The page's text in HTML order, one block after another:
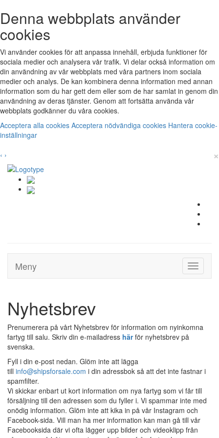
Denna webbplats använder
cookies
Vi använder cookies för att anpassa innehåll, erbjuda funktioner för
sociala medier och analysera vår trafik. Vi delar också information om
din användning av vår webbplats med våra partners inom sociala
medier och analys. De kan kombinera denna information med annan
information som du har gett dem eller som de har samlat in genom din
användning av deras tjänster. Genom att fortsätta använda vår
webbplats godkänner du våra cookies.
Acceptera alla cookies Acceptera nödvändiga cookies Hantera cookie-
inställningar
‹ › ×
Toggle
Meny
Nyhetsbrev
Prenumerera på vårt Nyhetsbrev för information om nyinkomna
fartyg till salu. Skriv din e-mailadress härför nyhetsbrev på
svenska.
Fyll i din e-post nedan. Glöm inte att lägga
till info@shipsforsale.com i din adressbok så att det inte fastnar i
spamfilter.
Vi skickar enbart ut kort information om nya fartyg som vi får till
försäljning till den adressen som du fyller i. Vi spammar inte med
onödig information. Glöm inte att kika in på vår Instagram och
Facebook-sida. Vill man ha mer information kan man gå till vår
Facebooksida där vi ofta lägger upp bilder och videoklipp från